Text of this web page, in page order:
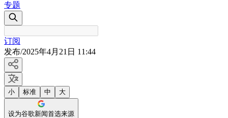
专题
订阅
发布/2025年4月21日 11:44
小 标准 中 大
设为谷歌新闻首选来源